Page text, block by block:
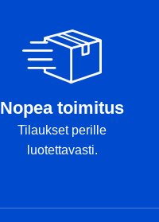
Nopea toimitus
Tilaukset perille
luotettavasti.